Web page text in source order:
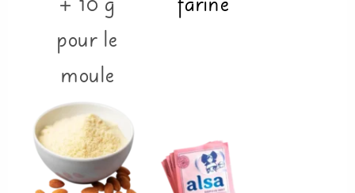
+ 10 g
pour le
moule
farine